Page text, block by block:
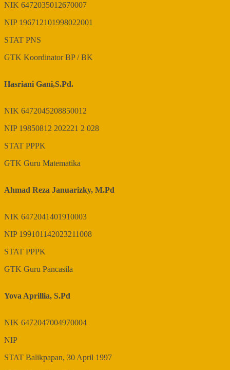
NIK 6472035012670007
NIP 196712101998022001
STAT PNS
GTK Koordinator BP / BK
Hasriani Gani,S.Pd.
NIK 6472045208850012
NIP 19850812 202221 2 028
STAT PPPK
GTK Guru Matematika
Ahmad Reza Januarizky, M.Pd
NIK 6472041401910003
NIP 199101142023211008
STAT PPPK
GTK Guru Pancasila
Yova Aprillia, S.Pd
NIK 6472047004970004
NIP
STAT Balikpapan, 30 April 1997